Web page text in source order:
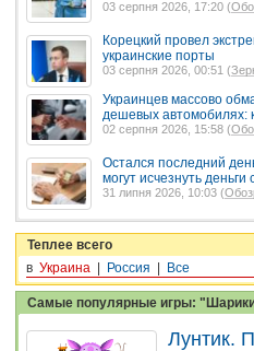
03 серпня 2026, 17:20 (
Корецкий провел
украинские порты
03 серпня 2026, 00:51 (
Украинцев массово
дешевых автомобилях:
02 серпня 2026, 15:58 (
Остался последний
могут исчезнуть деньги
31 липня 2026, 10:03 (
Теплее всего
в Украина | Россия | Все
Самые популярные игры:
Лунтик.